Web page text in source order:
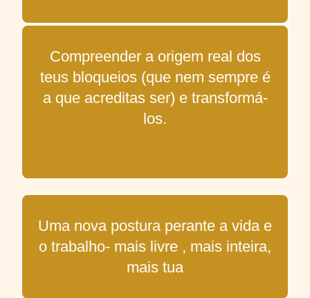
Compreender a origem real dos
teus bloqueios (que nem sempre é
a que acreditas ser) e transformá-
los.
Uma nova postura perante a vida e
o trabalho- mais livre , mais inteira,
mais tua